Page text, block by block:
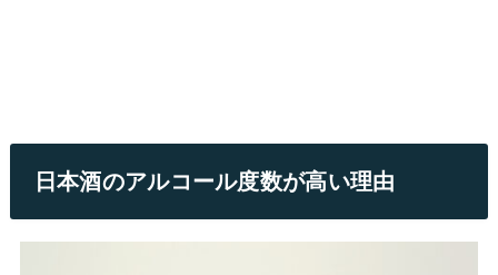
日本酒のアルコール度数が高い理由